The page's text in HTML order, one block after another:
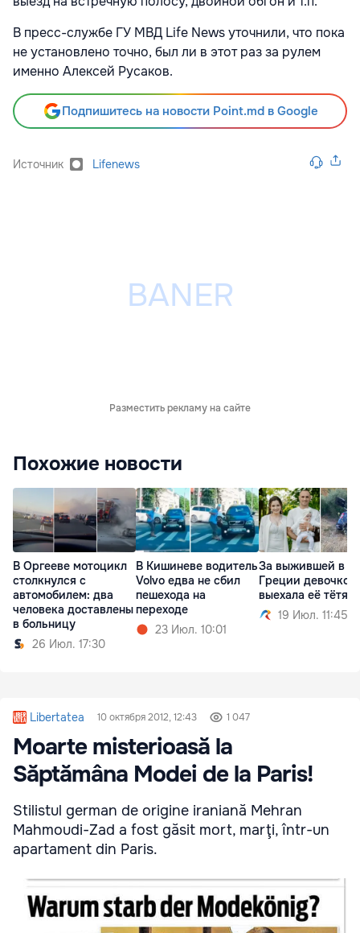
В пресс-службе ГУ МВД Life News уточнили, что пока
не установлено точно, был ли в этот раз за рулем
именно Алексей Русаков.
Подпишитесь на новости Point.md в Google
Источник Lifenews
Разместить рекламу на сайте
Похожие новости
В Оргееве мотоцикл
столкнулся с
автомобилем: два
человека доставлены
в больницу
26 Июл. 17:30
В Кишиневе водитель
Volvo едва не сбил
пешехода на
переходе
23 Июл. 10:01
За выжившей в
Греции девочкой
выехала её тётя
19 Июл. 11:45
Libertatea 10 октября 2012, 12:43 1 047
Moarte misterioasă la
Săptămâna Modei de la Paris!
Stilistul german de origine iraniană Mehran
Mahmoudi-Zad a fost găsit mort, marţi, într-un
apartament din Paris.